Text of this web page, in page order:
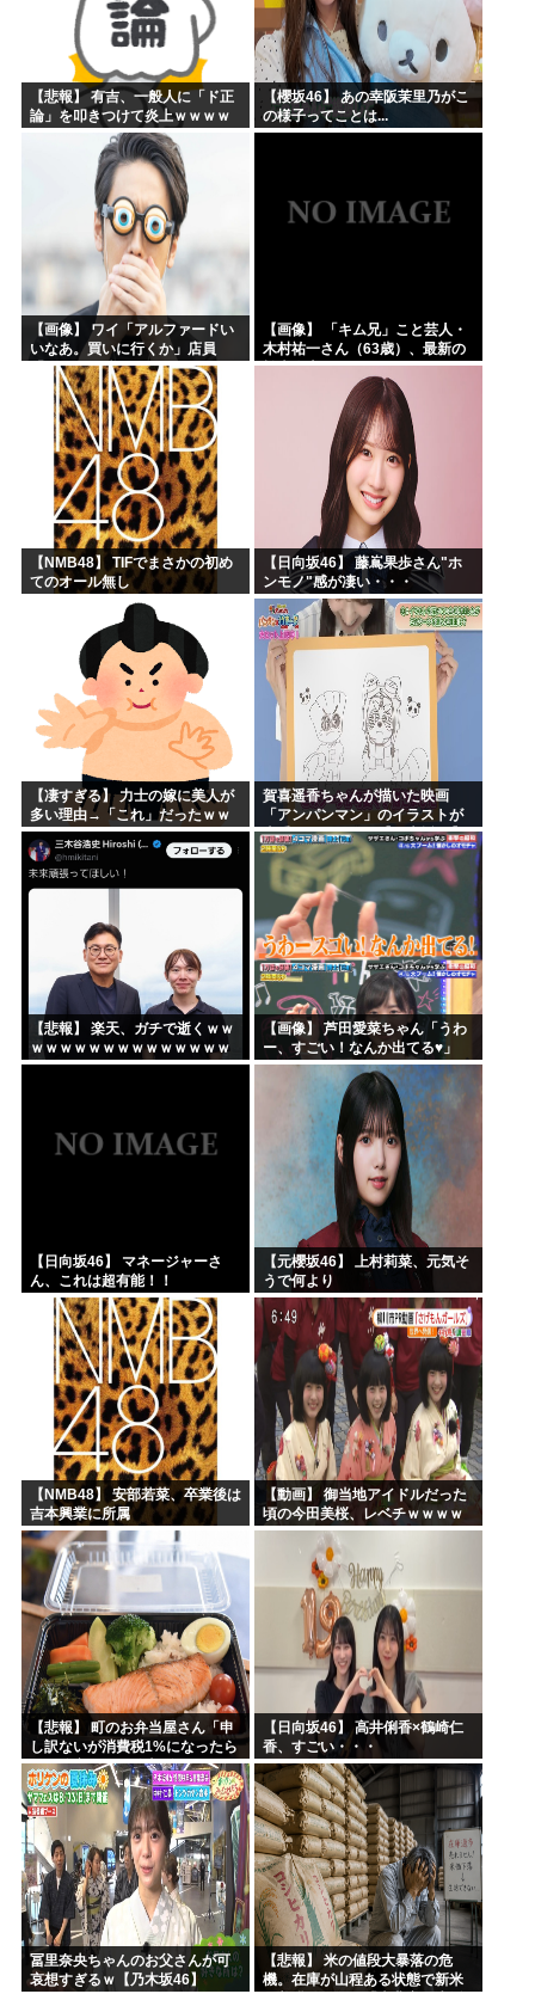
平野綾とかいう女声優についてお前らが知ってることwww
みいちゃんと山田さんの漫画の作者なんでこんなに嫌われてる...
【悲報】 有吉、一般人に「ド正
論」を叩きつけて炎上ｗｗｗｗ
【櫻坂46】 あの幸阪茉里乃がこ
の様子ってことは...
【画像】 ワイ「アルファードい
いなあ。買いに行くか」店員
「ほいっ見積もりな！」ワイ
「金額おかしくね？」←お前ら
もそう思うよな？？？？？
【画像】 「キム兄」こと芸人・
木村祐一さん（63歳）、最新の
松本人志さんとのツーショット
が完全に別人だとネット騒然！
「マジで誰かわからん」...
【NMB48】 TIFでまさかの初め
てのオール無し
【日向坂46】 藤嶌果歩さん"ホ
ンモノ"感が凄い・・・
【凄すぎる】 力士の嫁に美人が
多い理由→「これ」だったｗｗ
ｗｗｗｗｗ
賀喜遥香ちゃんが描いた映画
「アンパンマン」のイラストが
上手すぎる！！！【乃木坂46】
【悲報】 楽天、ガチで逝くｗｗ
ｗｗｗｗｗｗｗｗｗｗｗｗｗｗ
ｗｗｗｗ
【画像】 芦田愛菜ちゃん「うわ
ー、すごい！なんか出てる♥」
【日向坂46】 マネージャーさ
ん、これは超有能！！
【元櫻坂46】 上村莉菜、元気そ
うで何より
【NMB48】 安部若菜、卒業後は
吉本興業に所属
【動画】 御当地アイドルだった
頃の今田美桜、レベチｗｗｗｗ
ｗｗｗｗｗｗｗｗｗｗｗｗｗｗ
【悲報】 町のお弁当屋さん「申
し訳ないが消費税1%になったら
その分商品代を値上げするわ」
【日向坂46】 高井俐香×鶴崎仁
香、すごい・・・
冨里奈央ちゃんのお父さんが可
哀想すぎるｗ【乃木坂46】
【悲報】 米の値段大暴落の危
機。在庫が山程ある状態で新米